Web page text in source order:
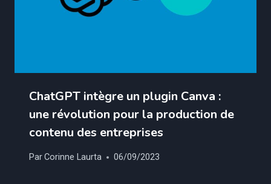
ChatGPT intègre un plugin Canva :
une révolution pour la production de
contenu des entreprises
ParCorinne Laurta 06/09/2023